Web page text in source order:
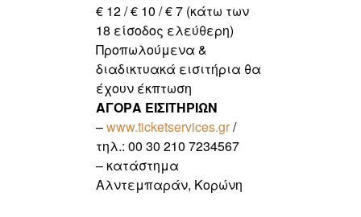
€ 12 / € 10 / € 7 (κάτω των
18 είσοδος ελεύθερη)
Προπωλούμενα &
διαδικτυακά εισιτήρια θα
έχουν έκπτωση
ΑΓΟΡΑ ΕΙΣΙΤΗΡΙΩΝ
–www.ticketservices.gr/
τηλ.: 00 30 210 7234567
– κατάστημα
Αλντεμπαράν, Κορώνη